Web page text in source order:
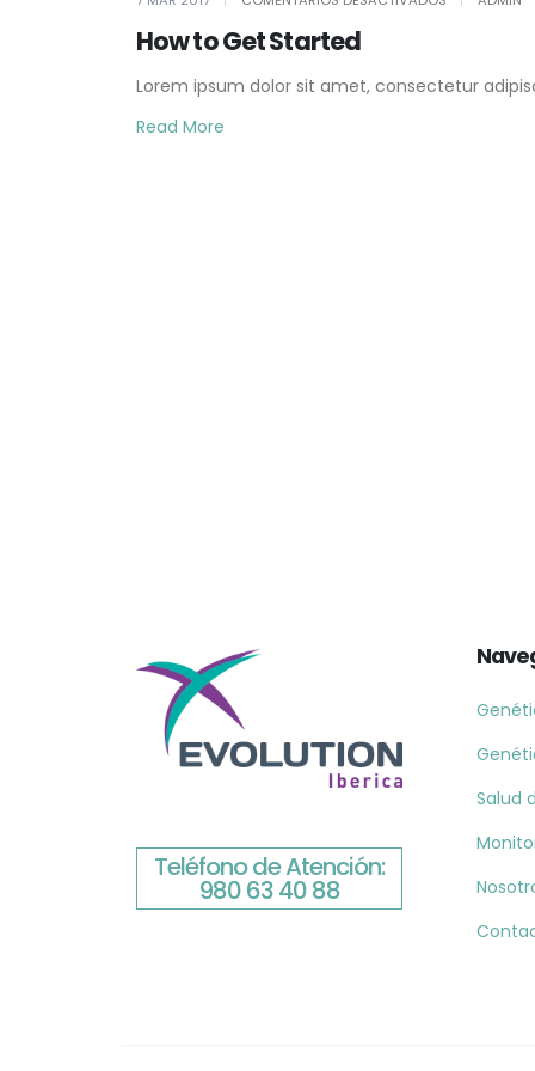
HOW
How to Get Started
Lorem ipsum dolor sit amet, consectetur
Read More
Teléfono de Atención:
980 63 40 88
Salud